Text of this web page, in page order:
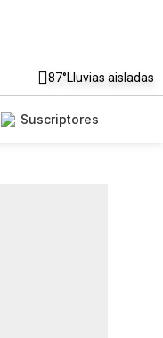
87°Lluvias aisladas
Suscriptores